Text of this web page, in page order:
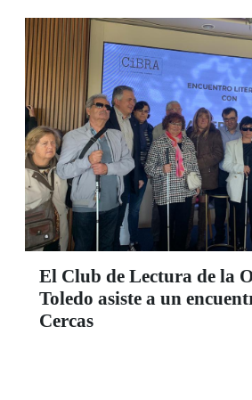
El Club de Lectura de la
Toledo asiste a un
Cercas